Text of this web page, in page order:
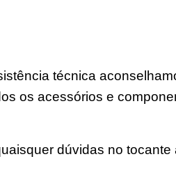
técnica
os acessórios e
dúvidas no